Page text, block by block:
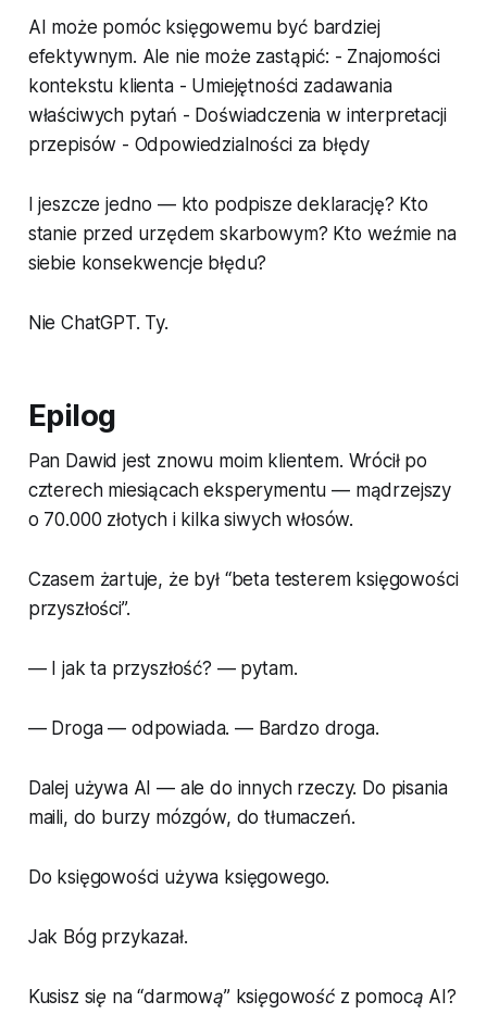
AI może pomóc księgowemu być bardziej
efektywnym. Ale nie może zastąpić: - Znajomości
kontekstu klienta - Umiejętności zadawania
właściwych pytań - Doświadczenia w interpretacji
przepisów - Odpowiedzialności za błędy
I jeszcze jedno — kto podpisze deklarację? Kto
stanie przed urzędem skarbowym? Kto weźmie na
siebie konsekwencje błędu?
Nie ChatGPT. Ty.
Epilog
Pan Dawid jest znowu moim klientem. Wrócił po
czterech miesiącach eksperymentu — mądrzejszy
o 70.000 złotych i kilka siwych włosów.
Czasem żartuje, że był “beta testerem księgowości
przyszłości”.
— I jak ta przyszłość? — pytam.
— Droga — odpowiada. — Bardzo droga.
Dalej używa AI — ale do innych rzeczy. Do pisania
maili, do burzy mózgów, do tłumaczeń.
Do księgowości używa księgowego.
Jak Bóg przykazał.
Kusisz się na “darmową” księgowość z pomocą AI?